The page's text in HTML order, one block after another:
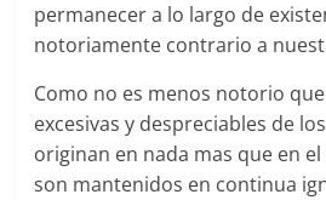
permanecer a lo largo de
notoriamente contrario a
Como no es menos notorio
excesivas y despreciables de
originan en nada mas que en
son mantenidos en continua